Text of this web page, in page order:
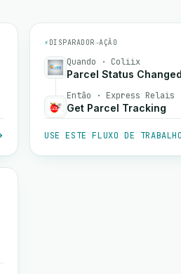
⚡ DISPARADOR→AÇÃO
Quando · Coliix
Parcel Status
Então · Express Relais
Get Parcel Tracking
USE ESTE FLUXO DE